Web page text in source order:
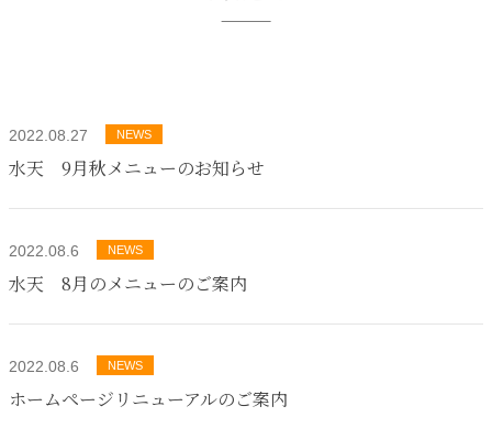
2022.08.27 NEWS
水天 9月秋メニューのお知らせ
2022.08.6 NEWS
水天 8月のメニューのご案内
2022.08.6 NEWS
ホームページリニューアルのご案内